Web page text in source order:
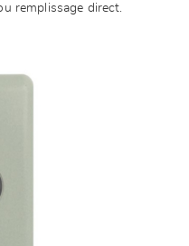
remplissage direct.